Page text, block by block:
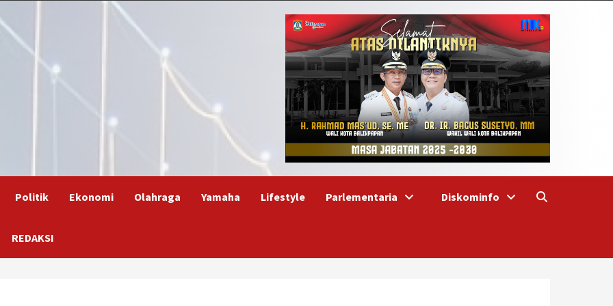
Politik Ekonomi Olahraga Yamaha Lifestyle Parlementaria Diskominfo
REDAKSI